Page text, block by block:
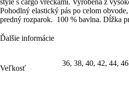
štýle s cargo vreckami. Vyrobená z
Pohodlný elastický pás po celom
predný rozparok. 100 % bavlna. Dĺžka
Ďalšie informácie
Veľkosť
36, 38, 40, 42, 44,